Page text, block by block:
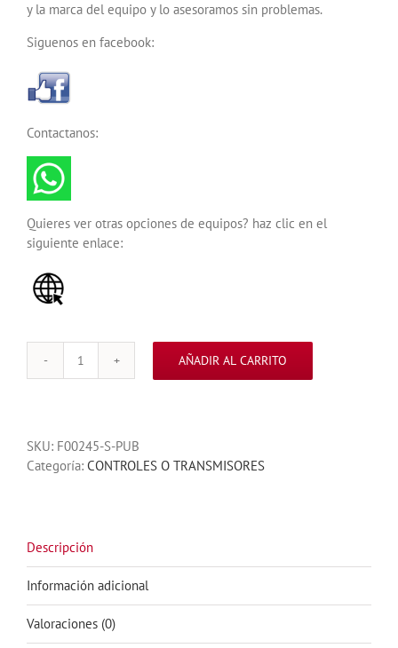
y la marca del equipo y lo asesoramos sin problemas.
Siguenos en facebook:
Contactanos:
Quieres ver otras opciones de equipos? haz clic en el
siguiente enlace:
CONTROL
DE
VICERA
AÑADIR AL CARRITO
SKU: F00245-S-PUB
Categoría: CONTROLES O TRANSMISORES
Descripción
Información adicional
Valoraciones (0)